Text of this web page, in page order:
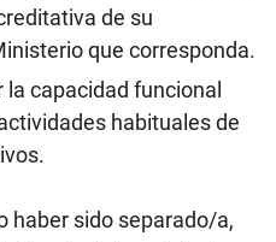
de su
que corresponda.
la capacidad funcional
habituales de
haber sido separado/a,